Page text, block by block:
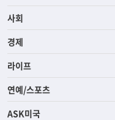
사회
경제
라이프
연예/스포츠
ASK미국